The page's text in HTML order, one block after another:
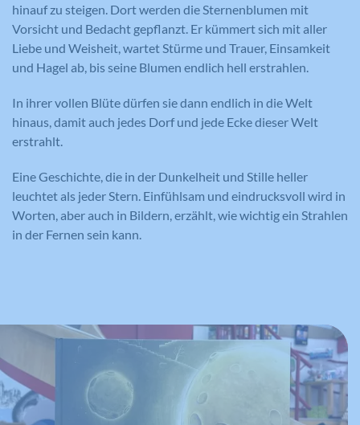
hinauf zu steigen. Dort werden die Sternenblumen mit
Vorsicht und Bedacht gepflanzt. Er kümmert sich mit aller
Liebe und Weisheit, wartet Stürme und Trauer, Einsamkeit
und Hagel ab, bis seine Blumen endlich hell erstrahlen.
In ihrer vollen Blüte dürfen sie dann endlich in die Welt
hinaus, damit auch jedes Dorf und jede Ecke dieser Welt
erstrahlt.
Eine Geschichte, die in der Dunkelheit und Stille heller
leuchtet als jeder Stern. Einfühlsam und eindrucksvoll wird in
Worten, aber auch in Bildern, erzählt, wie wichtig ein Strahlen
in der Fernen sein kann.
Name PHPSESSID
Anbieter Meine Familie
Zweck
Eindeutige ID, die die Sitzung des
Name cookie_optin
Zweck
Cookie-Einstellungen für diese Website
zu speichern.
Anbieter Google Analytics
Laufzeit 1 Minute
Zweck
Wird von Google Analytics verwendet,
um die Anforderungsrate
einzuschränken.
Name _gat
Anbieter Google Analytics
Zweck
um die Anforderungsrate
einzuschränken.
Name _gid
Externe Medien
Diese Cookies werden dazu verwendet, die
Besucher all unserer Websites nachzuverfolgen.
Sie können dazu verwendet werden, ein Profil des
Such- und/oder Navigationsverlaufs jedes
Besuchers zu erstellen. Es können identifizierbare
oder eindeutige Daten gesammelt werden.
geteilt.
Name NID
Anbieter Google Maps
Inhalten verwendet.
Name
Cookie-Informationen anzeigen